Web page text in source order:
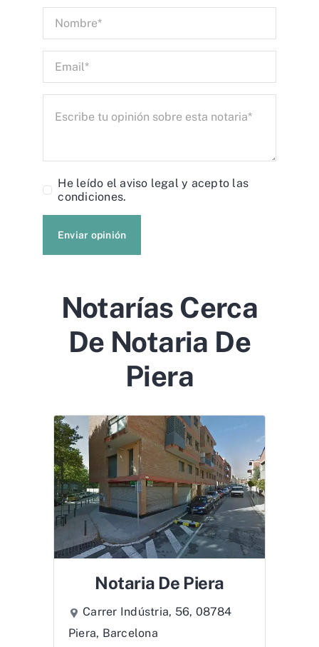
He leído elaviso legal y acepto las
condiciones.
Enviar opinión
Notarías Cerca
De Notaria De
Piera
Notaria De Piera
Carrer Indústria, 56, 08784
Piera, Barcelona